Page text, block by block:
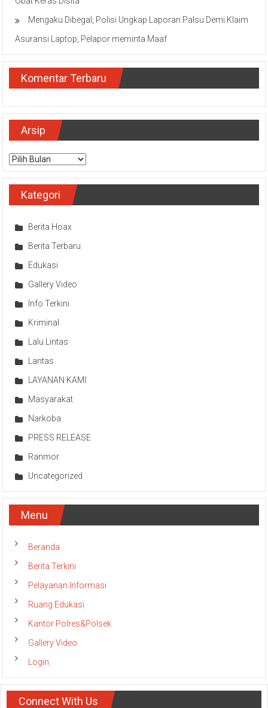
Mengaku Dibegal, Polisi Ungkap Laporan Palsu Demi Klaim
Asuransi Laptop, Pelapor meminta Maaf
Komentar Terbaru
Arsip
Arsip
Kategori
Berita Hoax
Berita Terbaru
Edukasi
Gallery Video
Info Terkini
Kriminal
Lalu Lintas
Lantas
LAYANAN KAMI
Masyarakat
Narkoba
PRESS RELEASE
Ranmor
Uncategorized
Menu
Beranda
Berita Terkini
Pelayanan Informasi
Ruang Edukasi
Kantor Polres&Polsek
Gallery Video
Login
Connect With Us